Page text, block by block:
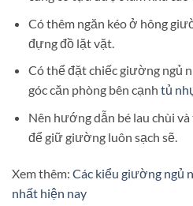
Có thêm ngăn kéo ở hông
đựng đồ lặt vặt.
Có thể đặt chiếc giường ngủ
góc căn phòng bên cạnh tủ
Nên hướng dẫn bé lau chùi
để giữ giường luôn sạch sẽ.
Xem thêm: Các kiểu giường ngủ
nhất hiện nay